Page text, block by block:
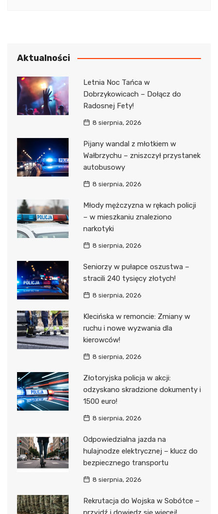
Aktualności
Letnia Noc Tańca w
Dobrzykowicach – Dołącz do
Radosnej Fety!
8 sierpnia, 2026
Pijany wandal z młotkiem w
Wałbrzychu – zniszczył przystanek
autobusowy
8 sierpnia, 2026
Młody mężczyzna w rękach policji
– w mieszkaniu znaleziono
narkotyki
8 sierpnia, 2026
Seniorzy w pułapce oszustwa –
stracili 240 tysięcy złotych!
8 sierpnia, 2026
Klecińska w remoncie: Zmiany w
ruchu i nowe wyzwania dla
kierowców!
8 sierpnia, 2026
Złotoryjska policja w akcji:
odzyskano skradzione dokumenty i
1500 euro!
8 sierpnia, 2026
Odpowiedzialna jazda na
hulajnodze elektrycznej – klucz do
bezpiecznego transportu
8 sierpnia, 2026
Rekrutacja do Wojska w Sobótce –